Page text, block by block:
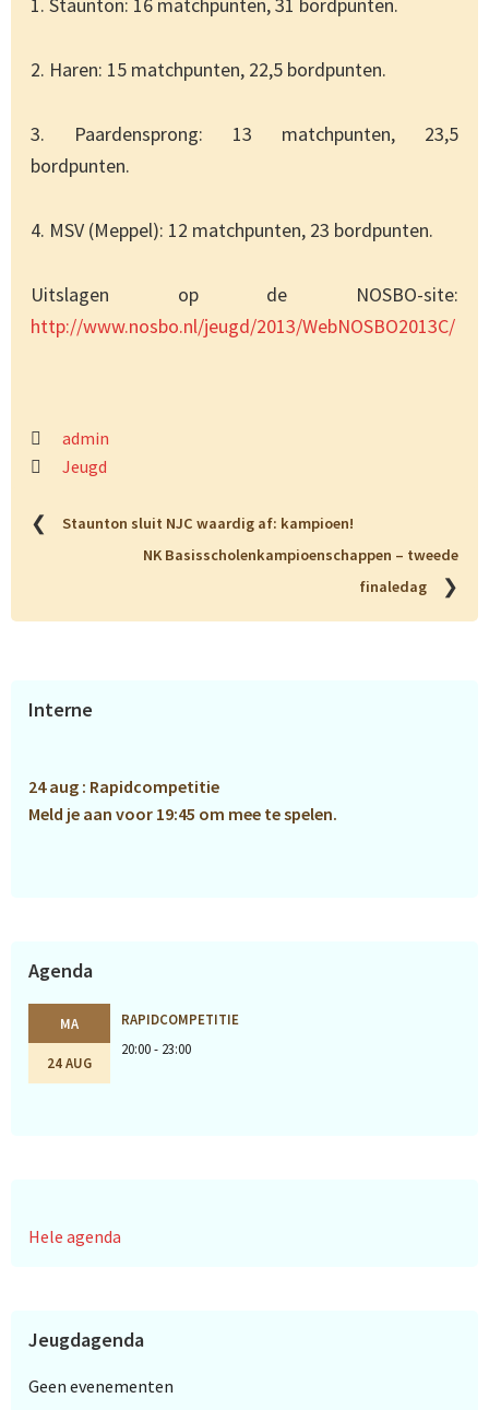
2. Haren: 15 matchpunten, 22,5 bordpunten.
3. Paardensprong: 13 matchpunten, 23,5
bordpunten.
4. MSV (Meppel): 12 matchpunten, 23 bordpunten.
Uitslagen op de NOSBO-site:
http://www.nosbo.nl/jeugd/2013/WebNOSBO2013C/
admin
Jeugd
❮
Staunton sluit NJC waardig af: kampioen!
NK Basisscholenkampioenschappen – tweede
finaledag
❯
Primaire
Interne
24 aug : Rapidcompetitie
Meld je aan voor 19:45 om mee te spelen.
Agenda
MA
24 AUG
RAPIDCOMPETITIE
20:00 - 23:00
Hele agenda
Jeugdagenda
Geen evenementen